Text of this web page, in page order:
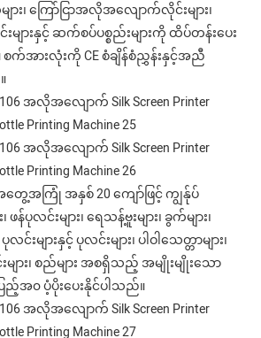
ျား၊ ကြော်ငြာအလိုအလျောက်လိုင်းများ၊
များနှင့် ဆက်စပ်ပစ္စည်းများကို ထိပ်တန်းပေး
စက်အားလုံးကို CE စံချိန်စံညွှန်းနှင့်အညီ
ေ့အကြုံ အနှစ် 20 ကျော်ဖြင့် ကျွန်ုပ်
ပုလင်းများ၊ ရေသန့်ဗူးများ၊ ခွက်များ၊
င်းများနှင့် ပုလင်းများ၊ ပါဝါသေတ္တာများ၊
ျား၊ စည်များ အစရှိသည့် အမျိုးမျိုးသော
ည့်အ၀ ပံ့ပိုးပေးနိုင်ပါသည်။